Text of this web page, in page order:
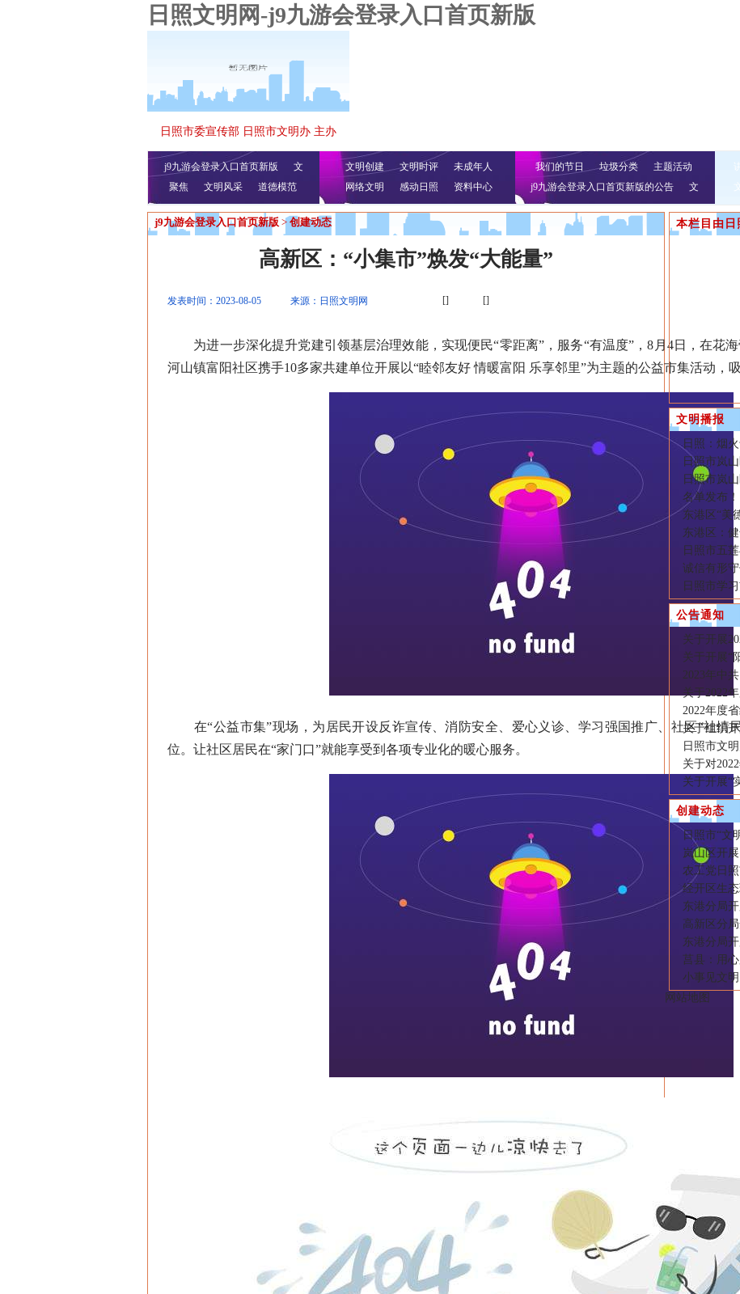
日照文明网-j9九游会登录入口首页新版
日照市委宣传部 日照市文明办 主办
j9九游会登录入口首页新版
文
明播报
公益视频
聚焦 文明风采 道德模范
文明创建 文明时评
未成年人
网络文明
感动日照 资料中心
我们的节日 垃圾分类
主题活动
j9九游会登录入口首页新版的公告
文
明行动
j9九游会登录入口首页新版 > 创建动态
高新区：“小集市”焕发“大能量”
发表时间：2023-08-05 来源：日照文明网 [] []
为进一步深化提升党建引领基层治理效能，实现便民“零距离”，服务“有温度”，8月4日，在花
河山镇富阳社区携手10多家共建单位开展以“睦邻友好 情暖富阳 乐享邻里”为主题的公益市集活动，
在“公益市集”现场，为居民开设反诈宣传、消防安全、爱心义诊、学习强国推广、社区“社情
位。让社区居民在“家门口”就能享受到各项专业化的暖心服务。
本栏目由日
文明播报
日照：烟
日照市岚
日照市岚
名单发布
东港区“美
东港区：
日照市五
诚信有形
日照市学
公告通知
关于开展
关于开展“
2023年中
关于2022
2022年度
关于组织
日照市文
关于对
关于开展“
创建动态
日照市“文
岚山区开
农工党日
经开区生
东港分局
高新区分
东港分局
莒县：用
小事见文
网站地图